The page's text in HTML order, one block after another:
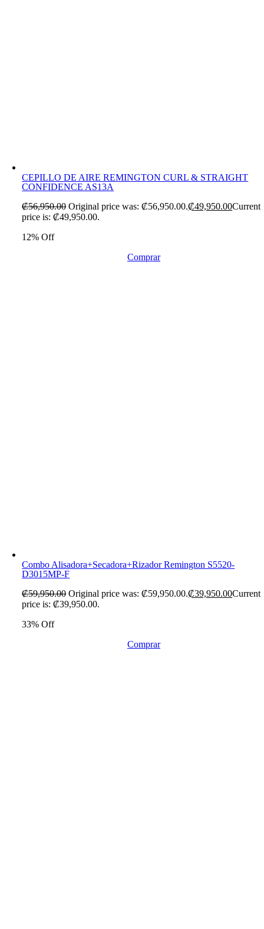
CEPILLO DE AIRE REMINGTON CURL & STRAIGHT
CONFIDENCE AS13A
₡56,950.00 Original price was: ₡56,950.00.₡49,950.00Current
price is: ₡49,950.00.
12% Off
Comprar
Combo Alisadora+Secadora+Rizador Remington S5520-
D3015MP-F
₡59,950.00 Original price was: ₡59,950.00.₡39,950.00Current
price is: ₡39,950.00.
33% Off
Comprar